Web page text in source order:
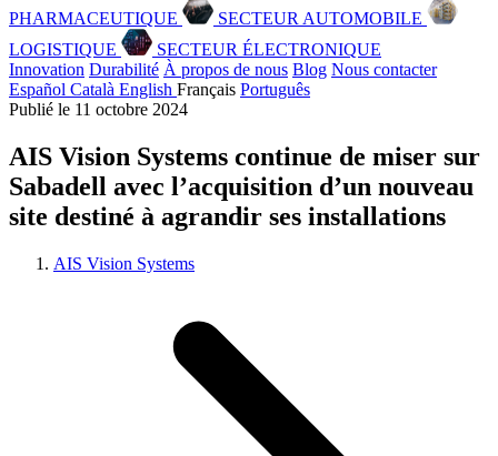
PHARMACEUTIQUE
SECTEUR AUTOMOBILE
LOGISTIQUE
SECTEUR ÉLECTRONIQUE
Innovation Durabilité À propos de nous Blog Nous contacter
Español Català English Français Português
Publié le 11 octobre 2024
AIS Vision Systems continue de miser sur
Sabadell avec l’acquisition d’un nouveau
site destiné à agrandir ses installations
AIS Vision Systems